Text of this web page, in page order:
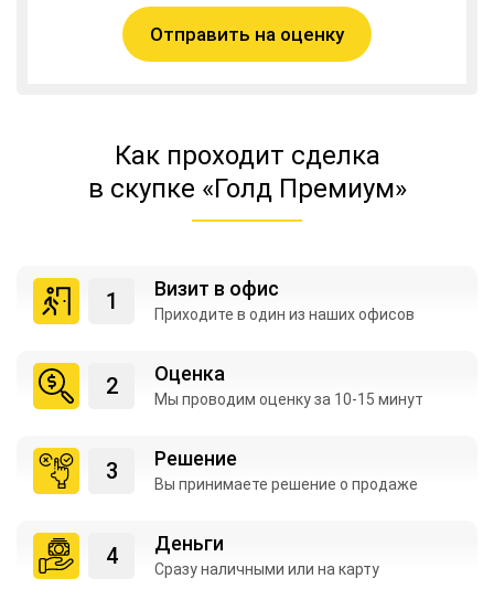
Отправить на оценку
Как проходит сделка
в скупке «Голд Премиум»
Визит в офис
Приходите в один из наших офисов
Оценка
Мы проводим оценкуза 10-15 минут
Решение
Вы принимаете решение о продаже
Деньги
Сразу наличными или на карту